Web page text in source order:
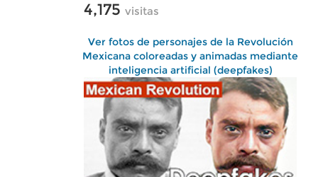
4,175 visitas
Ver fotos de personajes de la Revolución
Mexicana coloreadas y animadas mediante
inteligencia artificial (deepfakes)